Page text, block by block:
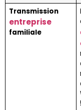
Transmission
entreprise
familiale